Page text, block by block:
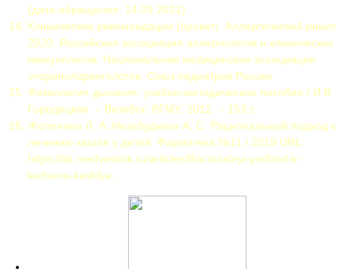
(дата обращения: 14.09.2021)
Клинические рекомендации (проект). Аллергический ринит.
2020. Российская ассоциация аллергологов и клинических
иммунологов, Национальная медицинская ассоциация
оториноларингологов, Союз педиатров России
Физиология дыхания: учебно-методическое пособие / И.В
Городецкая. – Витебск: ВГМУ. 2012. – 153 с .
Желенина Л. А.,Незабудкина А. С. Рациональный подход к
лечению кашля у детей. Фарматека №11 / 2019 URL:
https://lib.medvestnik.ru/articles/Racionalnyi-podhod-k-
lecheniu-kashlya…